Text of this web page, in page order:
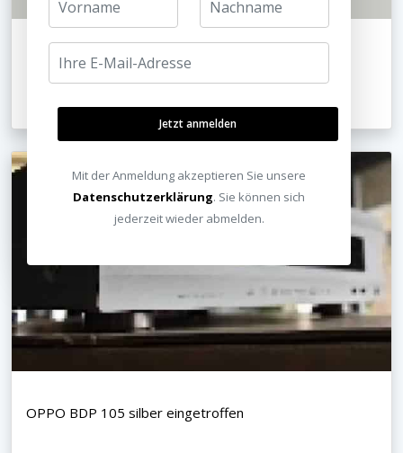
Neues Projekt in einem Kölner Event Haus!
05.07.2013
OPPO BDP 105 silber eingetroffen
Jetzt anmelden
Mit der Anmeldung akzeptieren Sie unsere
Datenschutzerklärung. Sie können sich
jederzeit wieder abmelden.